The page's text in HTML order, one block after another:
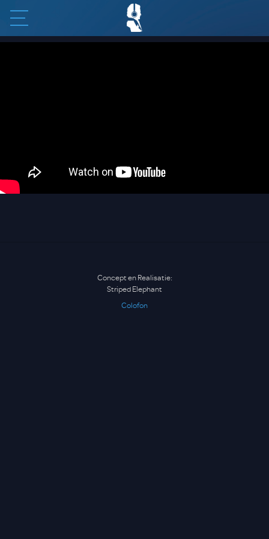
Concept en Realisatie:
Striped Elephant
Colofon